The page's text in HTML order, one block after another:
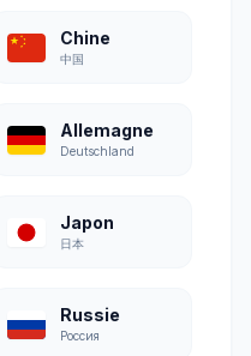
Chine
中国
Allemagne
Deutschland
Japon
日本
Russie
Россия